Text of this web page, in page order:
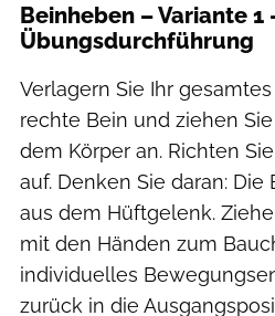
Beinheben – Variante 1
Übungsdurchführung
Verlagern Sie Ihr
rechte Bein und ziehen
dem Körper an. Richten
auf. Denken Sie daran:
aus dem Hüftgelenk.
mit den Händen zum
individuelles
zurück in die